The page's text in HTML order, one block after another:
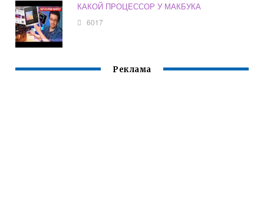
КАКОЙ ПРОЦЕССОР У МАКБУКА
6017
Реклама